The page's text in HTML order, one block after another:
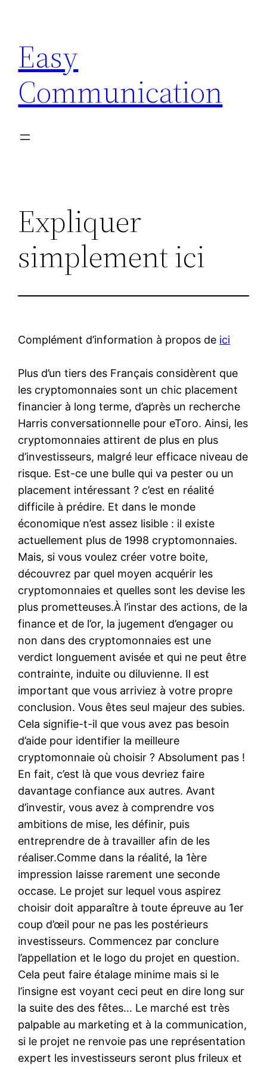
contenu
Easy
Communication
Expliquer
simplement ici
Complément d’information à propos de ici
Plus d’un tiers des Français considèrent que
les cryptomonnaies sont un chic placement
financier à long terme, d’après un recherche
Harris conversationnelle pour eToro. Ainsi, les
cryptomonnaies attirent de plus en plus
d’investisseurs, malgré leur efficace niveau de
risque. Est-ce une bulle qui va pester ou un
placement intéressant ? c’est en réalité
difficile à prédire. Et dans le monde
économique n’est assez lisible : il existe
actuellement plus de 1998 cryptomonnaies.
Mais, si vous voulez créer votre boite,
découvrez par quel moyen acquérir les
cryptomonnaies et quelles sont les devise les
plus prometteuses.À l’instar des actions, de la
finance et de l’or, la jugement d’engager ou
non dans des cryptomonnaies est une
verdict longuement avisée et qui ne peut être
contrainte, induite ou diluvienne. Il est
important que vous arriviez à votre propre
conclusion. Vous êtes seul majeur des subies.
Cela signifie-t-il que vous avez pas besoin
d’aide pour identifier la meilleure
cryptomonnaie où choisir ? Absolument pas !
En fait, c’est là que vous devriez faire
davantage confiance aux autres. Avant
d’investir, vous avez à comprendre vos
ambitions de mise, les définir, puis
entreprendre de à travailler afin de les
réaliser.Comme dans la réalité, la 1ère
impression laisse rarement une seconde
occase. Le projet sur lequel vous aspirez
choisir doit apparaître à toute épreuve au 1er
coup d’œil pour ne pas les postérieurs
investisseurs. Commencez par conclure
l’appellation et le logo du projet en question.
Cela peut faire étalage minime mais si le
l’insigne est voyant ceci peut en dire long sur
la suite des des fêtes… Le marché est très
palpable au marketing et à la communication,
si le projet ne renvoie pas une représentation
expert les investisseurs seront plus frileux et